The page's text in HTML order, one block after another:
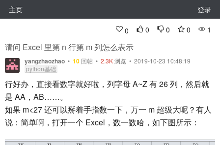
主页 登录
0 0 0 0 1
请问 Excel 里第 n 行第 m 列怎么表示
yangzhaozhao • 10 回帖 • 2.3K浏览 • 2019-10-23 10:48:19
python基础
行好办，直接看数字就好啦，列字母 A~Z 有 26 列，然后就
是 AA，AB……。
如果 m<27 还可以掰着手指数一下，万一 m 超级大呢？有人
说：简单啊，打开一个 Excel，数一数哈，如下图所示：